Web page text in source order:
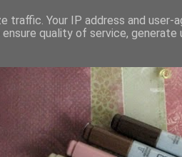
traffic. Your IP address and user-
quality of service, generate